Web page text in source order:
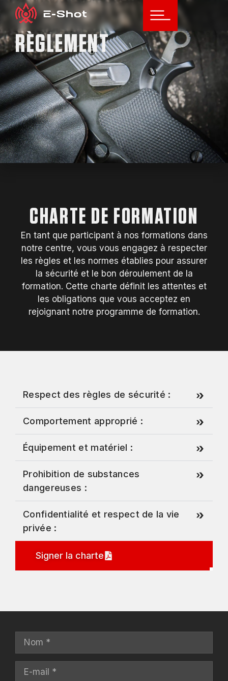
RÈGLEMENT
CHARTE DE FORMATION
En tant que participant à nos formations dans
notre centre, vous vous engagez à respecter
les règles et les normes établies pour assurer
la sécurité et le bon déroulement de la
formation. Cette charte définit les attentes et
les obligations que vous acceptez en
rejoignant notre programme de formation.
Respect des règles de sécurité :
Comportement approprié :
Équipement et matériel :
Prohibition de substances
dangereuses :
Confidentialité et respect de la vie
privée :
Signer la charte